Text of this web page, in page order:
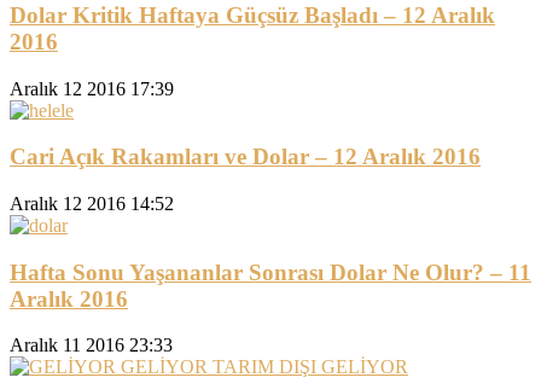
Dolar Kritik Haftaya Güçsüz Başladı – 12 Aralık
2016
Aralık 12 2016 17:39
Cari Açık Rakamları ve Dolar – 12 Aralık 2016
Aralık 12 2016 14:52
Hafta Sonu Yaşananlar Sonrası Dolar Ne Olur? – 11
Aralık 2016
Aralık 11 2016 23:33